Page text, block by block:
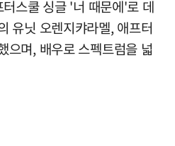
스쿨 싱글 '너 때문에'로 데
유닛 오렌지캬라멜, 애프터
으며, 배우로 스펙트럼을 넓